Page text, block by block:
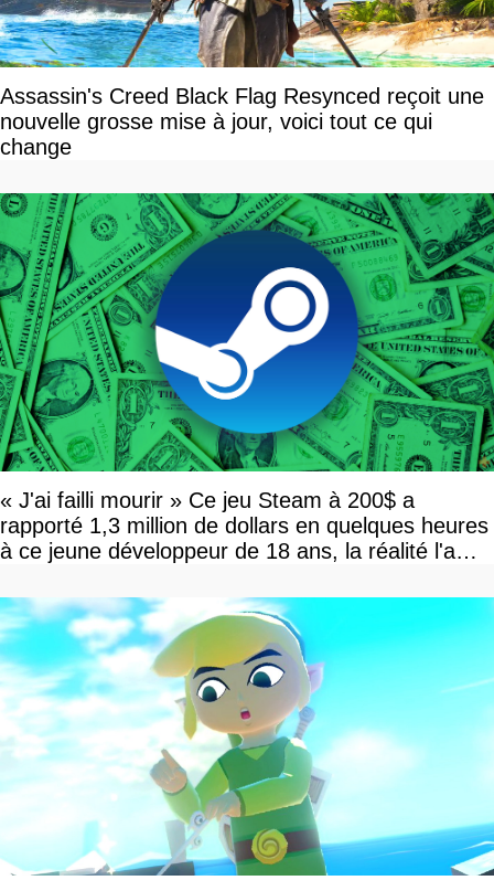
Assassin's Creed Black Flag Resynced reçoit une
nouvelle grosse mise à jour, voici tout ce qui
change
« J'ai failli mourir » Ce jeu Steam à 200$ a
rapporté 1,3 million de dollars en quelques heures
à ce jeune développeur de 18 ans, la réalité l'a